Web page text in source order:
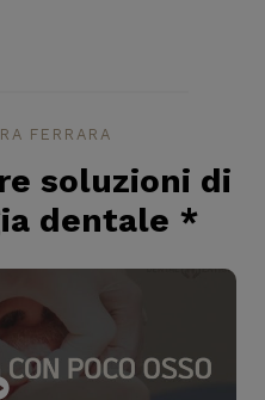
FERRARA
soluzioni di
dentale *